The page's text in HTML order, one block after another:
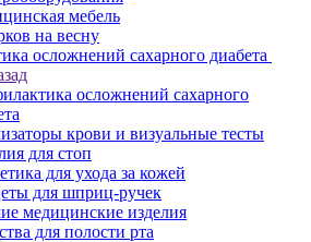
мебель
на весну
осложнений сахарного диабета
осложнений сахарного
крови и визуальные тесты
для стоп
для ухода за кожей
для шприц-ручек
медицинские изделия
для полости рта